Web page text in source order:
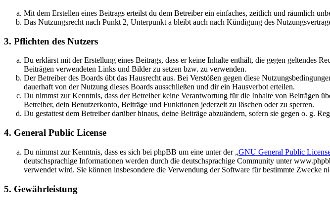
Mit dem Erstellen eines Beitrags erteilst du dem Betreiber ein einfaches, zeitlich und räumlich
Das Nutzungsrecht nach Punkt 2, Unterpunkt a bleibt auch nach Kündigung des
3. Pflichten des Nutzers
Du erklärst mit der Erstellung eines Beitrags, dass er keine Inhalte enthält, die gegen geltendes
Beiträgen verwendeten Links und Bilder zu setzen bzw. zu verwenden.
Der Betreiber des Boards übt das Hausrecht aus. Bei Verstößen gegen diese
dauerhaft von der Nutzung dieses Boards ausschließen und dir ein Hausverbot erteilen.
Du nimmst zur Kenntnis, dass der Betreiber keine Verantwortung für die Inhalte von Beiträgen
Betreiber, dein Benutzerkonto, Beiträge und Funktionen jederzeit zu löschen oder zu sperren.
Du gestattest dem Betreiber darüber hinaus, deine Beiträge abzuändern, sofern sie gegen o. g.
4. General Public License
Du nimmst zur Kenntnis, dass es sich bei phpBB um eine unter der „GNU General Public
deutschsprachige Informationen werden durch die deutschsprachige Community unter
verwendet wird. Sie können insbesondere die Verwendung der Software für bestimmte Zwecke
5. Gewährleistung